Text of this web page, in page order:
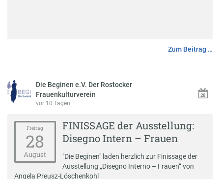
Zum Beitrag …
Die Beginen e.V. Der Rostocker
Frauenkulturverein
vor 10 Tagen
Freitag
28
August
FINISSAGE der Ausstellung:
Disegno Intern – Frauen
"Die Beginen" laden herzlich zur Finissage der
Ausstellung „Disegno Interno – Frauen“ von
Angela Preusz-Löschenkohl